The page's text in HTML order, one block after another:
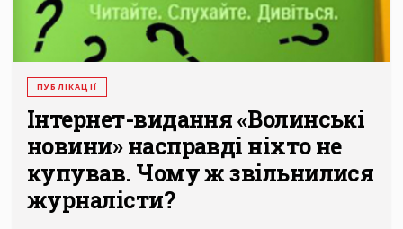
ПУБЛІКАЦІЇ
Інтернет-видання «Волинські
новини» насправді ніхто не
купував. Чому ж звільнилися
журналісти?